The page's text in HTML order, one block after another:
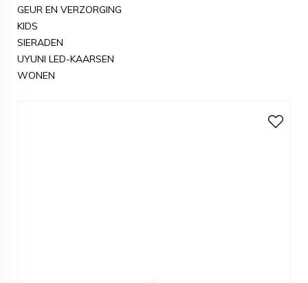
GEUR EN VERZORGING
KIDS
SIERADEN
UYUNI LED-KAARSEN
WONEN